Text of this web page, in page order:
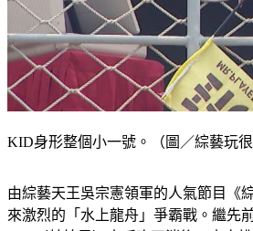
KID身形整個小一號。（圖／綜藝玩很
由綜藝天王吳宗憲領軍的人氣節目《
來激烈的「水上龍舟」爭霸戰。繼先